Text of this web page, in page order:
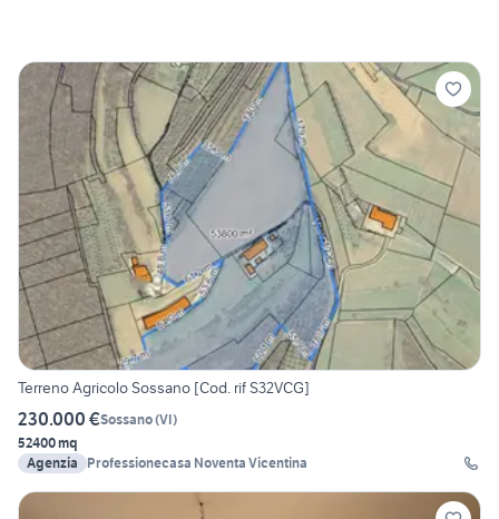
Terreno Agricolo Sossano [Cod. rif S32VCG]
230.000 €Sossano(VI)
52400 mq
Agenzia
Professionecasa Noventa Vicentina